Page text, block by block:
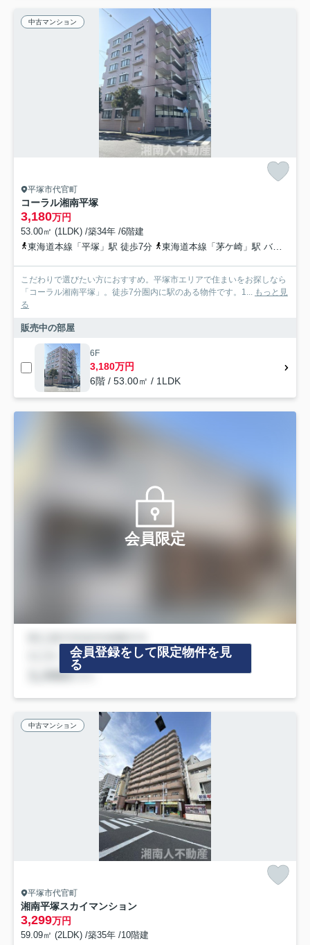
中古マンション
平塚市代官町
コーラル湘南平塚
3,180万円
53.00㎡ (1LDK) /築34年 /6階建
東海道本線「平塚」駅 徒歩7分
東海道本線「茅ケ崎」駅 バス17分 神奈川中央交通「松原（神奈川県）」 停歩6分
こだわりで選びたい方におすすめ。平塚市エリアで住まいをお探しなら
「コーラル湘南平塚」。徒歩7分圏内に駅のある物件です。1... もっと見
る
販売中の部屋
6F
3,180万円
6階 / 53.00㎡ / 1LDK
会員限定
会員登録をして限定物件を見
る
中古マンション
平塚市代官町
湘南平塚スカイマンション
3,299万円
59.09㎡ (2LDK) /築35年 /10階建